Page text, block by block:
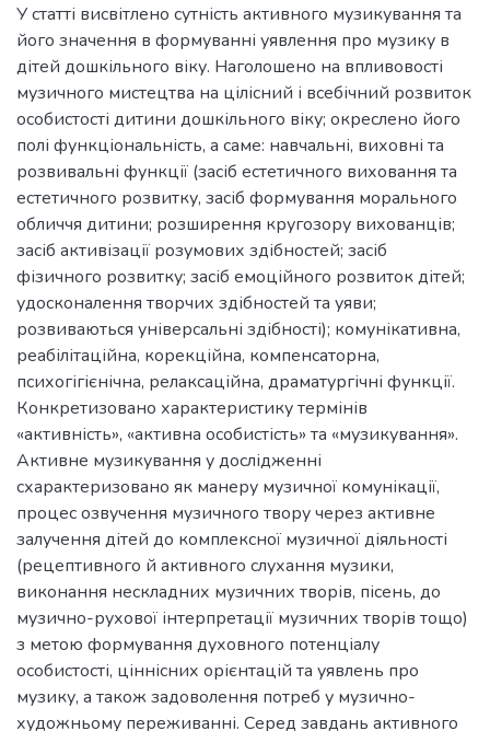
У статті висвітлено сутність активного музикування та
його значення в формуванні уявлення про музику в
дітей дошкільного віку. Наголошено на впливовості
музичного мистецтва на цілісний і всебічний розвиток
особистості дитини дошкільного віку; окреслено його
полі функціональність, а саме: навчальні, виховні та
розвивальні функції (засіб естетичного виховання та
естетичного розвитку, засіб формування морального
обличчя дитини; розширення кругозору вихованців;
засіб активізації розумових здібностей; засіб
фізичного розвитку; засіб емоційного розвиток дітей;
удосконалення творчих здібностей та уяви;
розвиваються універсальні здібності); комунікативна,
реабілітаційна, корекційна, компенсаторна,
психогігієнічна, релаксаційна, драматургічні функції.
Конкретизовано характеристику термінів
«активність», «активна особистість» та «музикування».
Активне музикування у дослідженні
схарактеризовано як манеру музичної комунікації,
процес озвучення музичного твору через активне
залучення дітей до комплексної музичної діяльності
(рецептивного й активного слухання музики,
виконання нескладних музичних творів, пісень, до
музично-рухової інтерпретації музичних творів тощо)
з метою формування духовного потенціалу
особистості, ціннісних орієнтацій та уявлень про
музику, а також задоволення потреб у музично-
художньому переживанні. Серед завдань активного